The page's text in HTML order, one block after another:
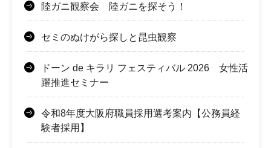
陸ガニ観察会 陸ガニを探そう！
セミのぬけがら探しと昆虫観察
ドーン de キラリ フェスティバル 2026 女性活
躍推進セミナー
令和8年度大阪府職員採用選考案内【公務員経
験者採用】